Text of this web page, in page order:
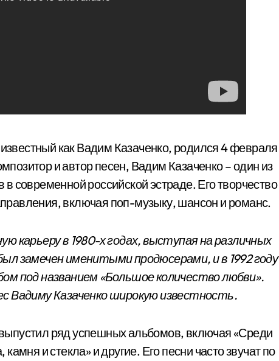
как Вадим Казаченко, родился 4 февраля
и автор песен, Вадим Казаченко – один из
современной российской эстраде. Его творчество
включая поп-музыку, шансон и романс.
карьеру в 1980-х годах, выступая на различных
замечен именитыми продюсерами, и в 1992 году
под названием «Большое количество любви».
Вадиму Казаченко широкую известность.
ряд успешных альбомов, включая «Среди
и стекла» и другие. Его песни часто звучат по